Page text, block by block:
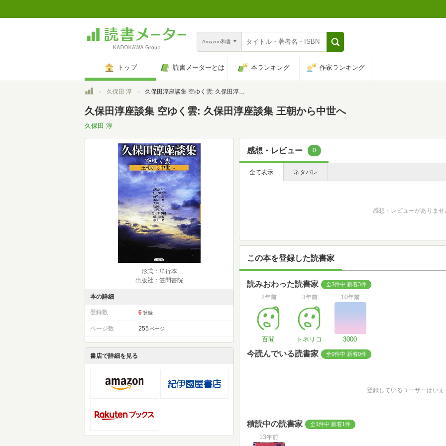
Amazon和書
トップ 読書メーターとは 本ランキング 作家ランキング
トップ久保田 淳 久保田淳座談集 空ゆく雲: 久保田淳座談集 王朝から中世へ
久保田淳座談集 空ゆく雲: 久保田淳座談集 王朝から中世へ
久保田 淳
形式：単行本
出版社：笠間書院
本の詳細
登録数 6 登録
ページ数 255 ページ
書店で詳細を見る
感想・レビュー 0
全て表示 ネタバレ
感想・レビューがありませ
この本を登録した読書家
読みおわった読書家 全3件中 新着3件
2年前
百閒
3年前
トネリコ
10年前
3000
今読んでいる読書家 全0件中 新着0件
登録しているユーザーはいま
積読中の読書家 全1件中 新着1件
13年前